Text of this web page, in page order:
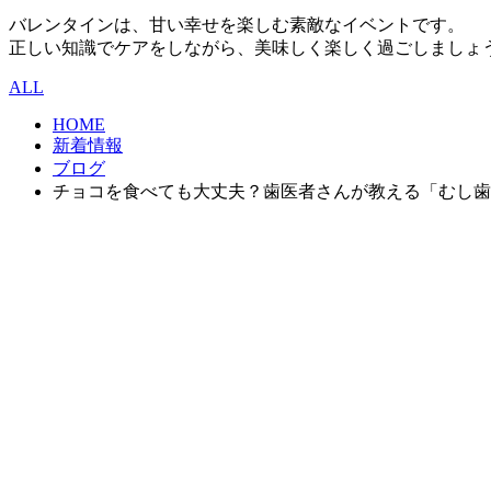
バレンタインは、甘い幸せを楽しむ素敵なイベントです。
正しい知識でケアをしながら、美味しく楽しく過ごしましょ
ALL
HOME
新着情報
ブログ
チョコを食べても大丈夫？歯医者さんが教える「むし歯